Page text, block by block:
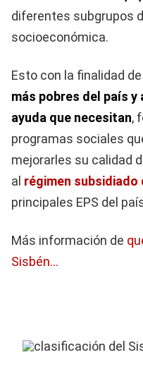
diferentes subgrupos
socioeconómica.
Esto con la finalidad de
más pobres del país y
ayuda que necesitan,
programas sociales
mejorarles su calidad
al régimen subsidiado
principales EPS del
Más información de
Sisbén…